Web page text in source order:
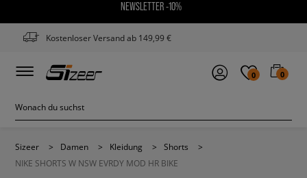
NEWSLETTER -10%
Kostenloser Versand ab 149,99 €
0 0
Sizeer > Damen > Kleidung > Shorts
>
NIKE SHORTS W NSW EVRDY MOD HR BIKE